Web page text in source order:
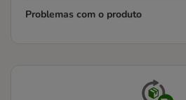
Problemas com o produto